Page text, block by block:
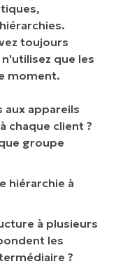
toujours
que les
moment.
aux appareils
chaque client ?
groupe
hiérarchie à
à plusieurs
les
?